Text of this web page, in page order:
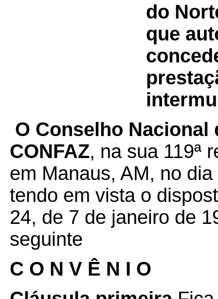
do
que
O Conselho Nacional
CONFAZ, na sua 119ª
em Manaus, AM, no
tendo em vista o
24, de 7 de janeiro de
seguinte
C O N V Ê N I O